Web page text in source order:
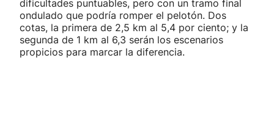
dificultades puntuables, pero con un tramo final
ondulado que podría romper el pelotón. Dos
cotas, la primera de 2,5 km al 5,4 por ciento; y la
segunda de 1 km al 6,3 serán los escenarios
propicios para marcar la diferencia.